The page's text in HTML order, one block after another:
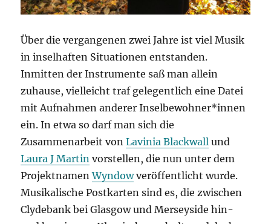
Über die vergangenen zwei Jahre ist viel Musik
in inselhaften Situationen entstanden.
Inmitten der Instrumente saß man allein
zuhause, vielleicht traf gelegentlich eine Datei
mit Aufnahmen anderer Inselbewohner*innen
ein. In etwa so darf man sich die
Zusammenarbeit vonLavinia Blackwall und
Laura J Martin vorstellen, die nun unter dem
ProjektnamenWyndowveröffentlicht wurde.
Musikalische Postkarten sind es, die zwischen
Clydebank bei Glasgow und Merseyside hin-